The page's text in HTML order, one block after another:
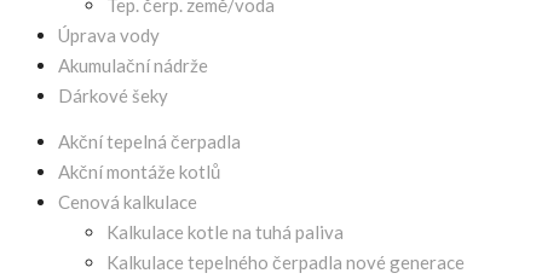
Tep. čerp. země/voda
Úprava vody
Akumulační nádrže
Dárkové šeky
Akční tepelná čerpadla
Akční montáže kotlů
Cenová kalkulace
Kalkulace kotle na tuhá paliva
Kalkulace tepelného čerpadla nové generace